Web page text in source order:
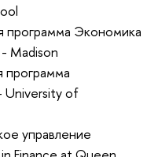
программа Экономика
Madison
программа
University of
управление